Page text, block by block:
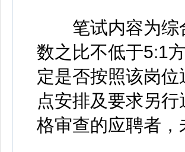
笔试内容为综合
数之比不低于5:1
定是否按照该岗
点安排及要求另
格审查的应聘者